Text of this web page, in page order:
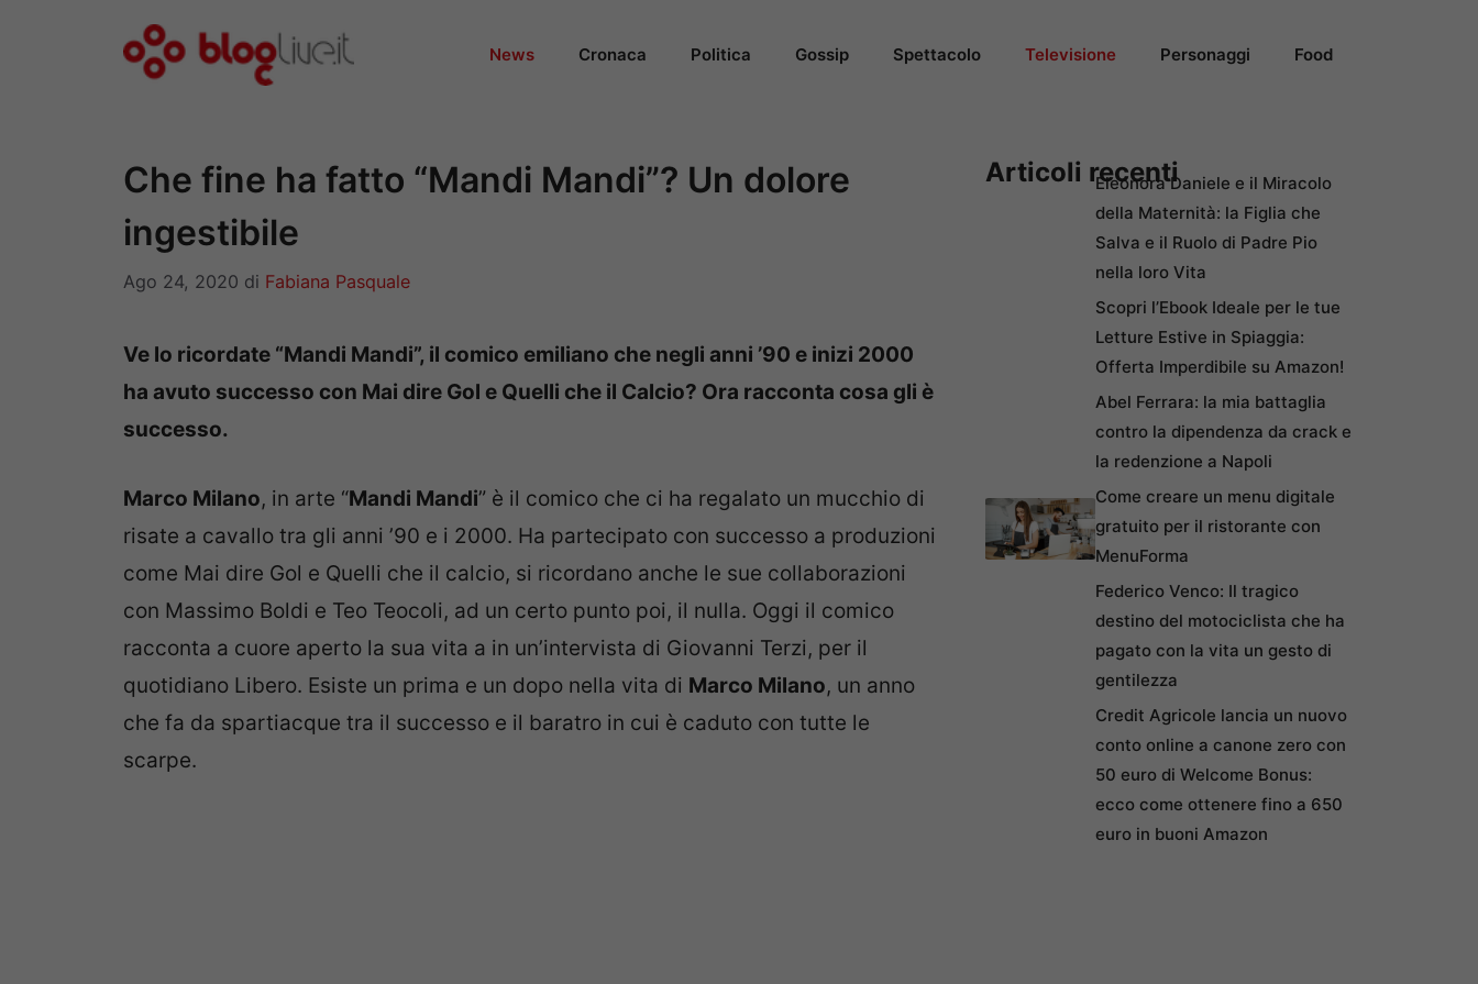
News Cronaca Politica Gossip Spettacolo Televisione Personaggi Food
Che fine ha fatto “Mandi Mandi”? Un dolore
ingestibile
Ago 24, 2020 di Fabiana Pasquale
Ve lo ricordate “Mandi Mandi”, il comico emiliano che negli anni ’90 e inizi 2000
ha avuto successo con Mai dire Gol e Quelli che il Calcio? Ora racconta cosa gli è
successo.
Marco Milano, in arte “Mandi Mandi” è il comico che ci ha regalato un mucchio di
risate a cavallo tra gli anni ’90 e i 2000. Ha partecipato con successo a produzioni
come Mai dire Gol e Quelli che il calcio, si ricordano anche le sue collaborazioni
con Massimo Boldi e Teo Teocoli, ad un certo punto poi, il nulla. Oggi il comico
racconta a cuore aperto la sua vita a in un’intervista di Giovanni Terzi, per il
quotidiano Libero. Esiste un prima e un dopo nella vita di Marco Milano, un anno
che fa da spartiacque tra il successo e il baratro in cui è caduto con tutte le
scarpe.
Articoli recentiEleonora Daniele e il Miracolo
della Maternità: la Figlia che
Salva e il Ruolo di Padre Pio
nella loro Vita
Scopri l’Ebook Ideale per le tue
Letture Estive in Spiaggia:
Offerta Imperdibile su Amazon!
Abel Ferrara: la mia battaglia
contro la dipendenza da crack e
la redenzione a Napoli
Come creare un menu digitale
gratuito per il ristorante con
MenuForma
Federico Venco: Il tragico
destino del motociclista che ha
pagato con la vita un gesto di
gentilezza
Credit Agricole lancia un nuovo
conto online a canone zero con
50 euro di Welcome Bonus:
ecco come ottenere fino a 650
euro in buoni Amazon